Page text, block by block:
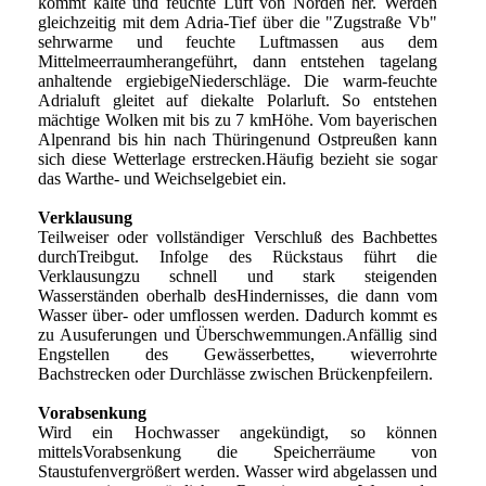
gleichzeitig mit dem Adria-Tief über die "Zugstraße Vb"
sehrwarme und feuchte Luftmassen aus dem
Mittelmeerraumherangeführt, dann entstehen tagelang
anhaltende ergiebigeNiederschläge. Die warm-feuchte
Adrialuft gleitet auf diekalte Polarluft. So entstehen
mächtige Wolken mit bis zu 7 kmHöhe. Vom bayerischen
Alpenrand bis hin nach Thüringenund Ostpreußen kann
sich diese Wetterlage erstrecken.Häufig bezieht sie sogar
das Warthe- und Weichselgebiet ein.
Verklausung
Teilweiser oder vollständiger Verschluß des Bachbettes
durchTreibgut. Infolge des Rückstaus führt die
Verklausungzu schnell und stark steigenden
Wasserständen oberhalb desHindernisses, die dann vom
Wasser über- oder umflossen werden. Dadurch kommt es
zu Ausuferungen und Überschwemmungen.Anfällig sind
Engstellen des Gewässerbettes, wieverrohrte
Bachstrecken oder Durchlässe zwischen Brückenpfeilern.
Vorabsenkung
Wird ein Hochwasser angekündigt, so können
mittelsVorabsenkung die Speicherräume von
Staustufenvergrößert werden. Wasser wird abgelassen und